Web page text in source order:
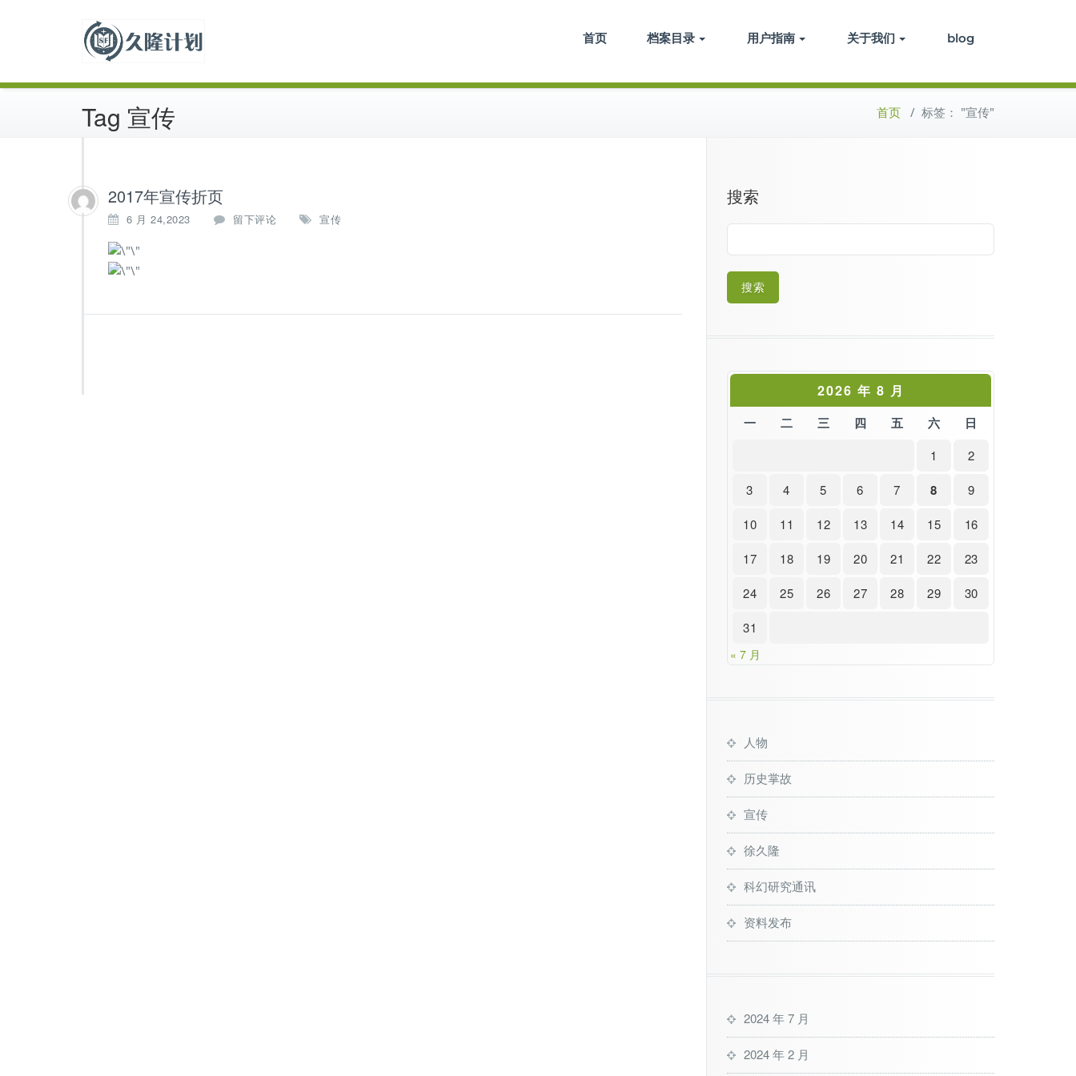
首页 档案目录 用户指南 关于我们 blog
Tag 宣传 首页 / 标签： "宣传"
2017年宣传折页
6 月 24,2023 留下评论 宣传
搜索
搜索
2026 年 8 月
一 二 三 四 五 六 日
1 2
3 4 5 6 7 8 9
10 11 12 13 14 15 16
17 18 19 20 21 22 23
24 25 26 27 28 29 30
31
« 7 月
人物
历史掌故
宣传
徐久隆
科幻研究通讯
资料发布
2024 年 7 月
2024 年 2 月